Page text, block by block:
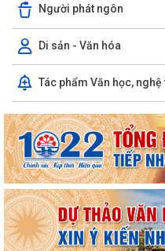
Người phát ngôn
Di sản - Văn hóa
Tác phẩm Văn học, nghệ
UBND xã Trần Phú tổ chức